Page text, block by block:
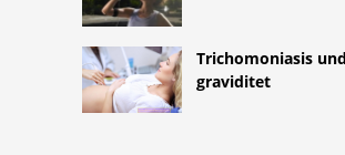
Trichomoniasis
graviditet